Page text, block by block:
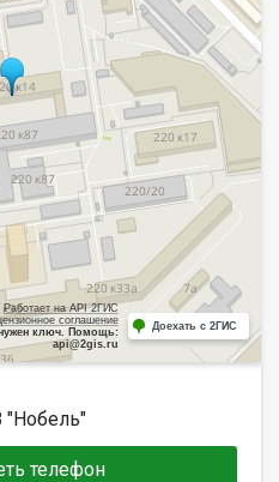
Работает на API 2ГИС
соглашение
ключ. Помощь:
api@2gis.ru
Доехать с 2ГИС
телефон